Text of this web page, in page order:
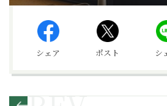
シェア ポスト シ